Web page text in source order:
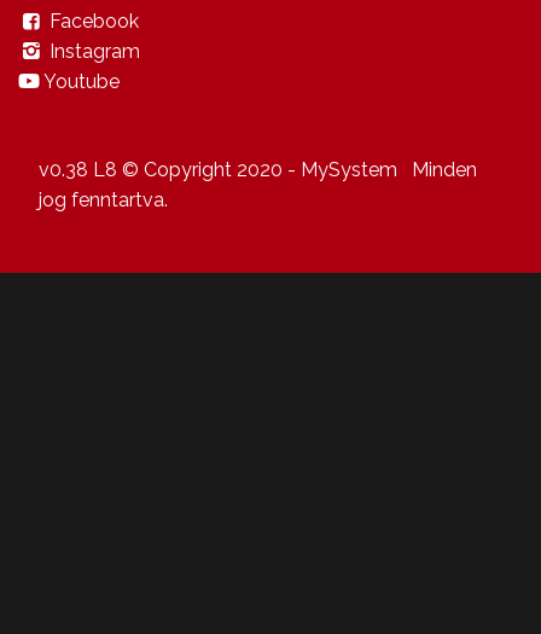
Facebook
Instagram
Youtube
v0.38 L8 © Copyright 2020 - MySystem Minden
jog fenntartva.